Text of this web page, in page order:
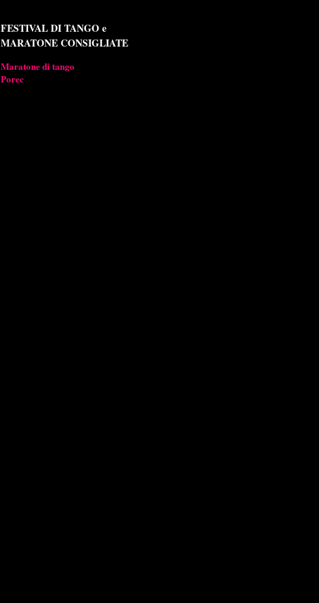
FESTIVAL DI TANGO e
MARATONE CONSIGLIATE
Maratone di tango
Porec